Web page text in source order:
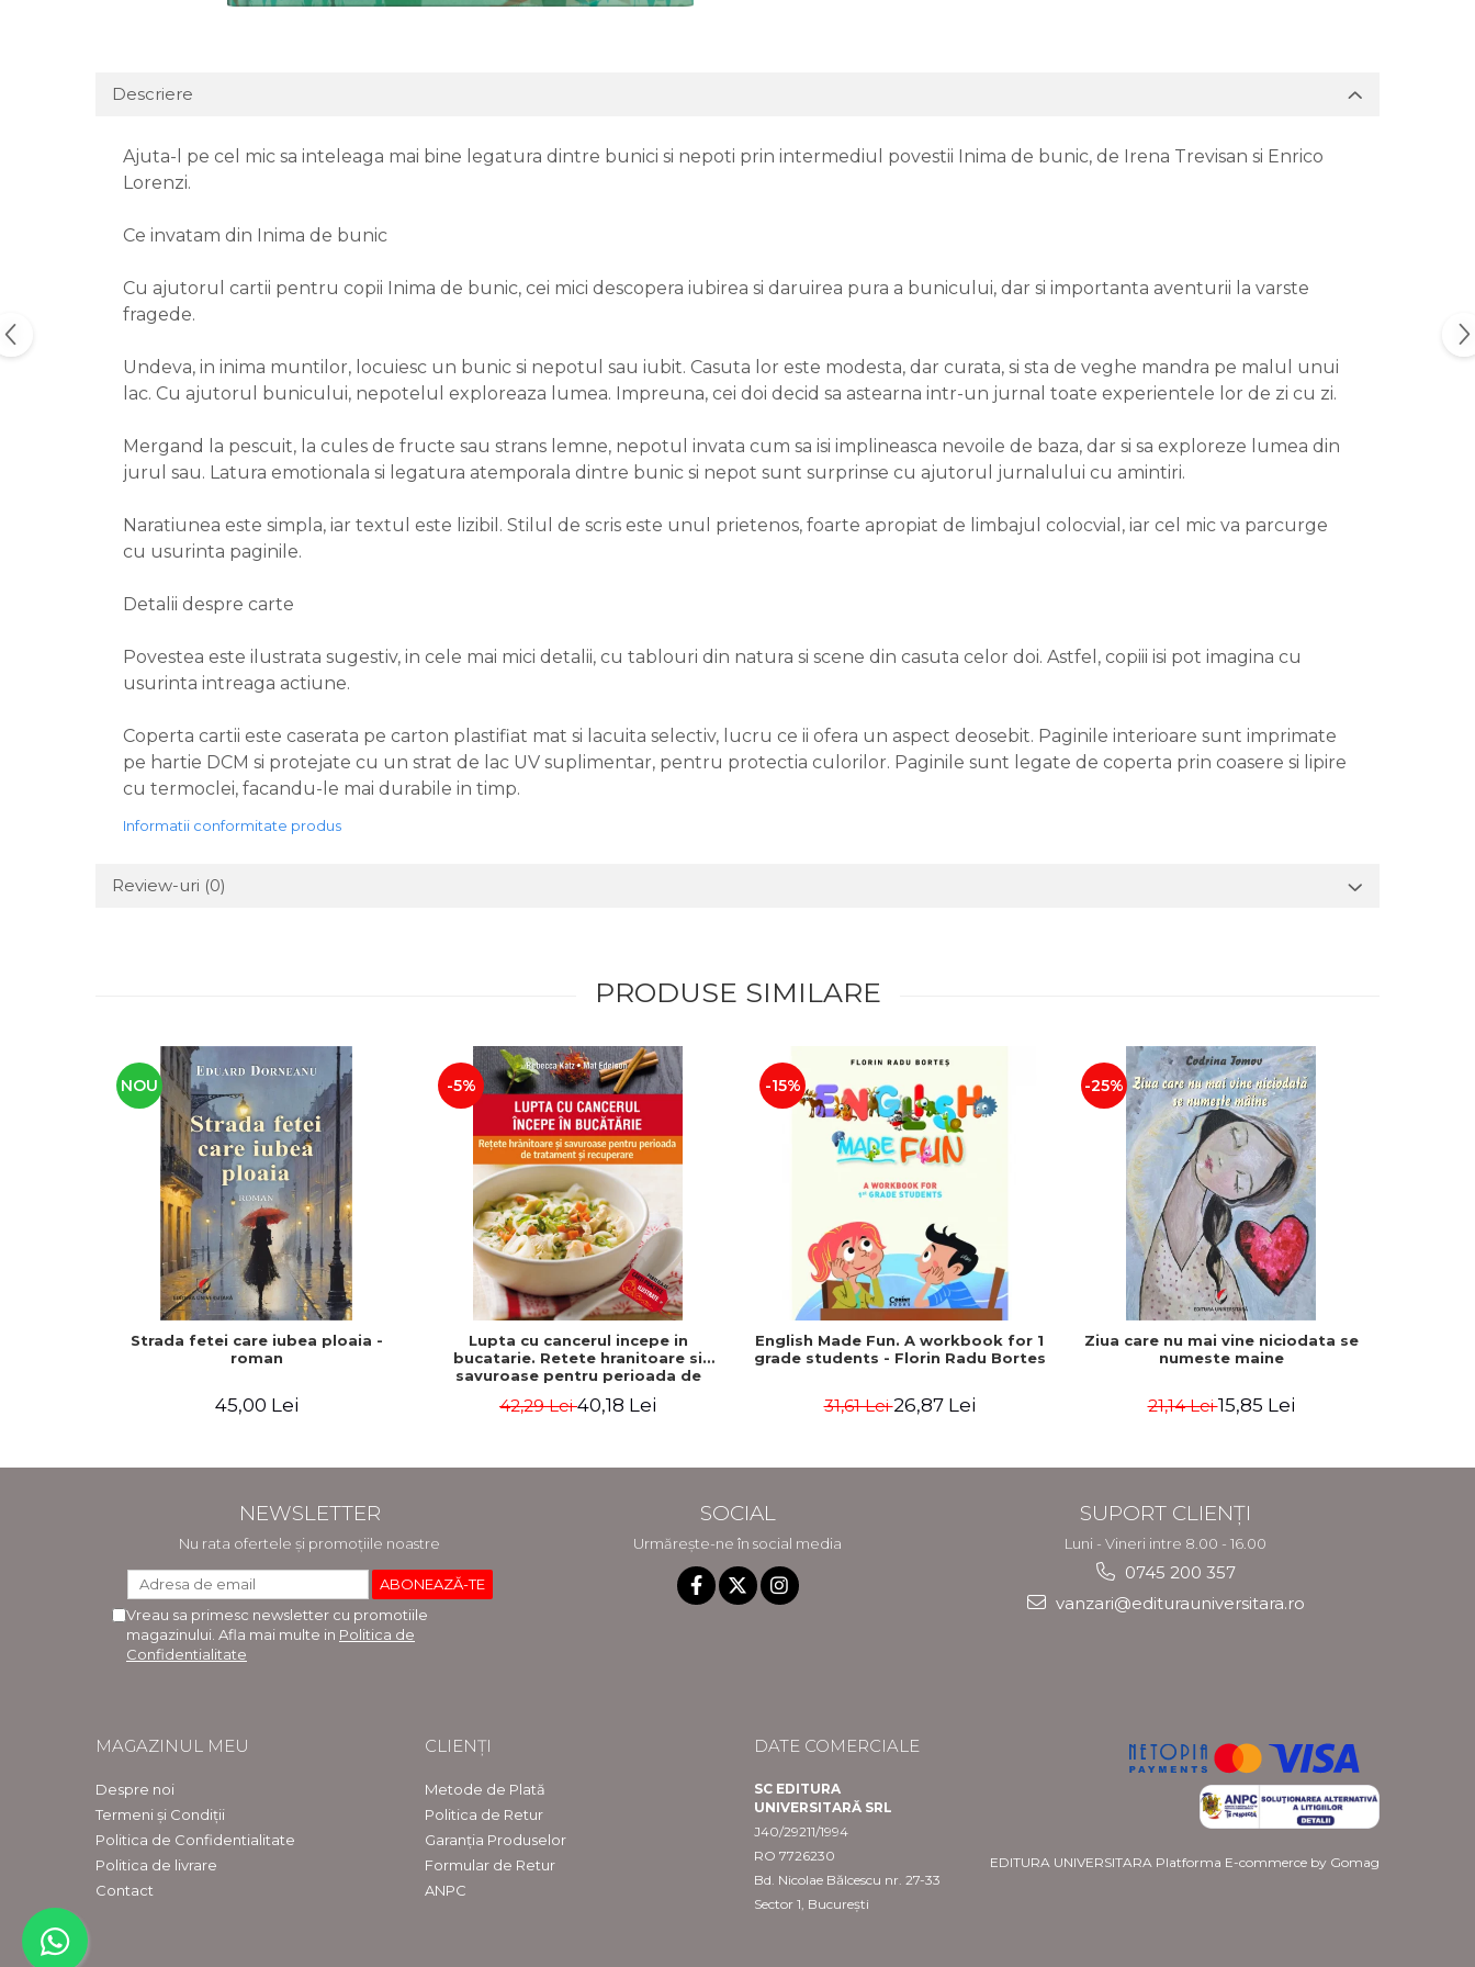
Descriere
Ajuta-l pe cel mic sa inteleaga mai bine legatura dintre bunici si nepoti prin intermediul povestii Inima de bunic, de Irena Trevisan si Enrico
Lorenzi.
Ce invatam din Inima de bunic
Cu ajutorul cartii pentru copii Inima de bunic, cei mici descopera iubirea si daruirea pura a bunicului, dar si importanta aventurii la varste
fragede.
Undeva, in inima muntilor, locuiesc un bunic si nepotul sau iubit. Casuta lor este modesta, dar curata, si sta de veghe mandra pe malul unui
lac. Cu ajutorul bunicului, nepotelul exploreaza lumea. Impreuna, cei doi decid sa astearna intr-un jurnal toate experientele lor de zi cu zi.
Mergand la pescuit, la cules de fructe sau strans lemne, nepotul invata cum sa isi implineasca nevoile de baza, dar si sa exploreze lumea din
jurul sau. Latura emotionala si legatura atemporala dintre bunic si nepot sunt surprinse cu ajutorul jurnalului cu amintiri.
Naratiunea este simpla, iar textul este lizibil. Stilul de scris este unul prietenos, foarte apropiat de limbajul colocvial, iar cel mic va parcurge
cu usurinta paginile.
Detalii despre carte
Povestea este ilustrata sugestiv, in cele mai mici detalii, cu tablouri din natura si scene din casuta celor doi. Astfel, copiii isi pot imagina cu
usurinta intreaga actiune.
Coperta cartii este caserata pe carton plastifiat mat si lacuita selectiv, lucru ce ii ofera un aspect deosebit. Paginile interioare sunt imprimate
pe hartie DCM si protejate cu un strat de lac UV suplimentar, pentru protectia culorilor. Paginile sunt legate de coperta prin coasere si lipire
cu termoclei, facandu-le mai durabile in timp.
Informatii conformitate produs
Review-uri (0)
PRODUSE SIMILARE
NOU
Strada fetei care iubea ploaia -
roman
45,00 Lei
-5%
Lupta cu cancerul incepe in
bucatarie. Retete hranitoare si
savuroase pentru perioada de
Katz, Mat Edelson
42,29 Lei40,18 Lei
-15%
English Made Fun. A workbook for 1
grade students - Florin Radu Bortes
31,61 Lei26,87 Lei
-25%
Ziua care nu mai vine niciodata se
numeste maine
21,14 Lei15,85 Lei
NEWSLETTER
Nu rata ofertele și promoțiile noastre
Vreau sa primesc newsletter cu promotiile
magazinului. Afla mai multe in Politica de
Confidentialitate
SOCIAL
Urmărește-ne în social media
SUPORT CLIENȚI
Luni - Vineri intre 8.00 - 16.00
0745 200 357
vanzari@editurauniversitara.ro
MAGAZINUL MEU
Despre noi
Termeni și Condiții
Politica de Confidentialitate
Politica de livrare
Contact
CLIENȚI
Metode de Plată
Politica de Retur
Garanția Produselor
Formular de Retur
ANPC
DATE COMERCIALE
SC EDITURA
UNIVERSITARĂ SRL
J40/29211/1994
RO 7726230
Bd. Nicolae Bălcescu nr. 27-33
Sector 1, București
EDITURA UNIVERSITARA Platforma E-commerce by Gomag